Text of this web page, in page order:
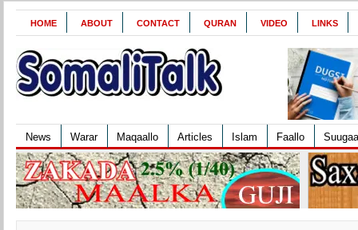
HOME ABOUT CONTACT QURAN VIDEO LINKS
News Warar Maqaallo Articles Islam Faallo